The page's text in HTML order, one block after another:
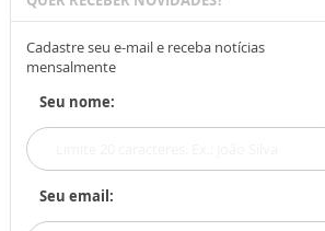
Cadastre seu e-mail e receba notícias
mensalmente
Seu nome:
Seu email: